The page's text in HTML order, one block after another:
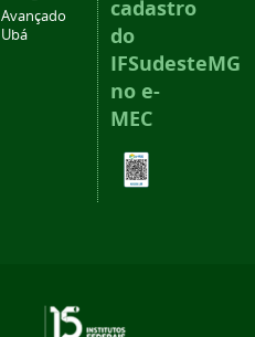
Avançado
Ubá
cadastro
do
IFSudesteMG
no e-
MEC